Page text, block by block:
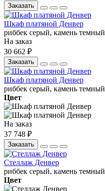
Заказать
Шкаф платяной Денвер
риббек серый, камень темный
На заказ
30 662 ₽
Заказать
Шкаф платяной Денвер
риббек серый, камень темный
Цвет
На заказ
37 748 ₽
Заказать
Стеллаж Денвер
риббек серый, камень темный
Цвет